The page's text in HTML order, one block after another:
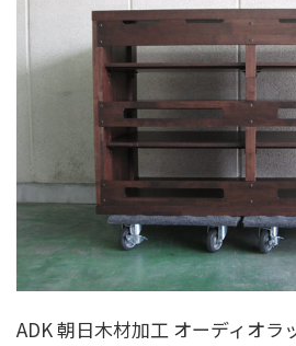
ADK 朝日木材加工 オーディオラ